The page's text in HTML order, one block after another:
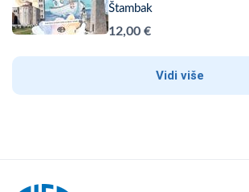
Štambak
12,00 €
Vidi više